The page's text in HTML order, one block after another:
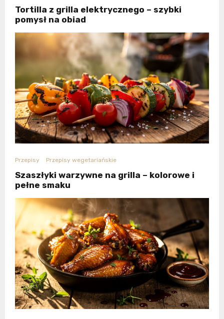
Tortilla z grilla elektrycznego – szybki
pomysł na obiad
Przepisy Przepisy wegetariańskie
Szaszłyki warzywne na grilla – kolorowe i
pełne smaku